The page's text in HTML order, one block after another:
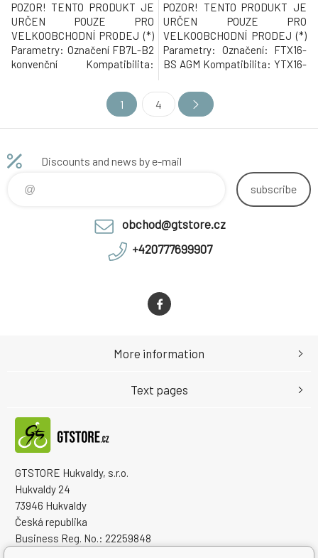
POZOR! TENTO PRODUKT JE
URČEN POUZE PRO
VELKOOBCHODNÍ PRODEJ (*)
Parametry: Označení FB7L-B2
konvenční Kompatibilita:
8 Ah Startovací proud 85 A
Rozměry 135 x 75 x 133 mm
Pólování: - / + (plus vpravo)
ampulí kyseliny sírové, stejně
POZOR! TENTO PRODUKT JE
URČEN POUZE PRO
VELKOOBCHODNÍ PRODEJ (*)
Parametry: Označení: FTX16-
BS AGM Kompatibilita: YTX16-
Startovací proud 230 A
Rozměry 150 x 87 x 161 mm
Pólování: + / - (plus vlevo) Váha
ampulí kyseliny sírové, stejně
1 4
Discounts and news by e-mail
subscribe
obchod@gtstore.cz
+420777699907
GTSTORE Hukvaldy, s.r.o.
Hukvaldy 24
73946 Hukvaldy
Česká republika
Business Reg. No.: 22259848
More information
Text pages